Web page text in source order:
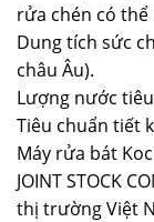
rửa chén có thể
Dung tích sức
châu Âu).
Lượng nước
Tiêu chuẩn tiết
Máy rửa bát
JOINT STOCK
thị trường Việt